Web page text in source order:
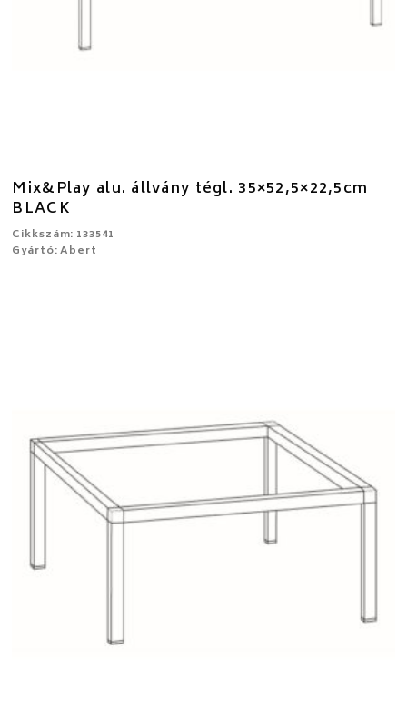
Mix&Play alu. állvány tégl. 35×52,5×22,5cm
BLACK
Cikkszám: 133541
Gyártó: Abert